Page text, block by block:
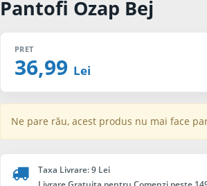
Pantofi Ozap Bej
PRET
36,99 Lei
Ne pare rău, acest produs nu mai face
Taxa Livrare: 9 Lei